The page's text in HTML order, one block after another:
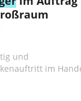
und
im